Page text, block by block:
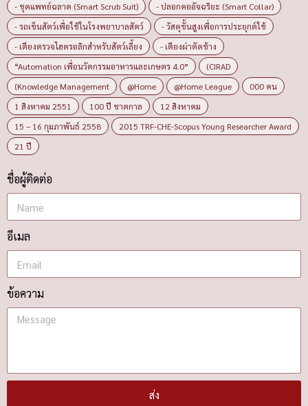
- ชุดแพทย์ฉลาด (Smart Scrub Suit)
- ปลอกคออัจฉริยะ (Smart Collar)
- รถเข็นสัตว์เพื่อใช้ในโรงพยาบาลสัตว์
- วัสดุขั้นสูงเพื่อการประยุกต์ใช้
- เตียงตรวจไฮดรอลิกสำหรับสัตว์เลี้ยง
- เตียงผ่าตัดช้าง
“Automation เพื่อนวัตกรรมอาหารและเกษตร 4.0”
(CIRAD
(Knowledge Management
@Home @Home League
000 คน
1 สิงหาคม 2551
100 ปี ชาตกาล
12 สิงหาคม
15 – 16 กุมภาพันธ์ 2558
2015 TRF-CHE-Scopus Young Researcher Award
21 ปี
ชื่อผู้ติดต่อ
อีเมล
ข้อความ
ส่ง